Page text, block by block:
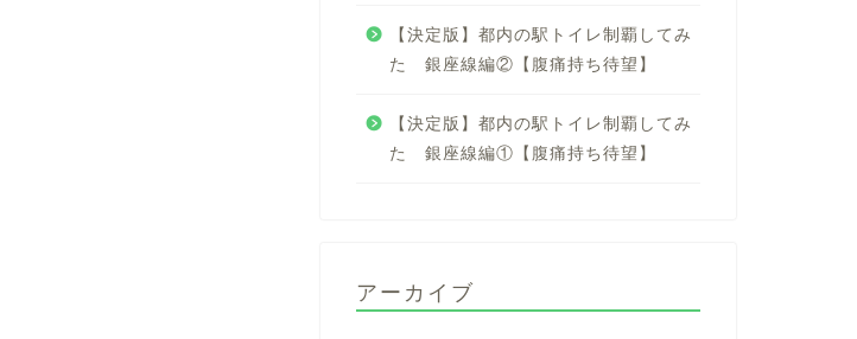
【決定版】都内の駅トイレ制覇してみ
た 銀座線編②【腹痛持ち待望】
【決定版】都内の駅トイレ制覇してみ
た 銀座線編①【腹痛持ち待望】
アーカイブ